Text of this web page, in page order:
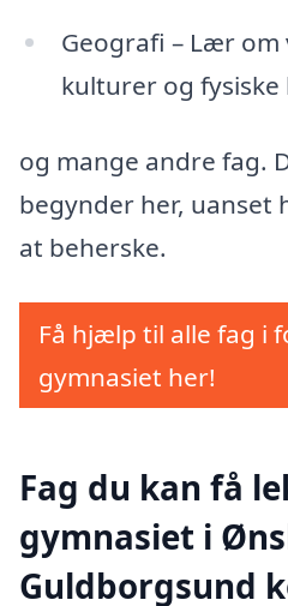
Geografi – Lær om
kulturer og
og mange andre fag.
begynder her, uanset
at beherske.
Få hjælp til alle fag i
gymnasiet her!
Fag du kan få
gymnasiet i
Guldborgsund